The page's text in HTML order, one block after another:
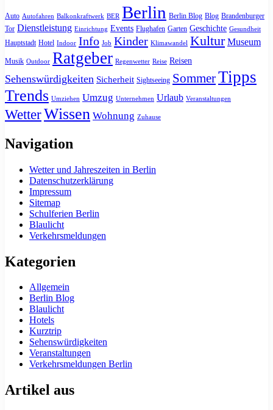
Auto Autofahren Balkonkraftwerk BER Berlin Berlin Blog Blog Brandenburger
Tor Dienstleistung Einrichtung Events Flughafen Garten Geschichte Gesundheit
Hauptstadt Hotel Indoor Info Job Kinder Klimawandel Kultur Museum
Musik Outdoor Ratgeber Regenwetter Reise Reisen
Sehenswürdigkeiten Sicherheit Sightseeing SommerTipps
Trends Umziehen Umzug Unternehmen Urlaub Veranstaltungen
WetterWissen Wohnung Zuhause
Navigation
Wetter und Jahreszeiten in Berlin
Datenschutzerklärung
Impressum
Sitemap
Schulferien Berlin
Blaulicht
Verkehrsmeldungen
Kategorien
Allgemein
Berlin Blog
Blaulicht
Hotels
Kurztrip
Sehenswürdigkeiten
Veranstaltungen
Verkehrsmeldungen Berlin
Artikel aus